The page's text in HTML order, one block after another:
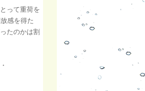
って重荷を
感を得た
たのかは割